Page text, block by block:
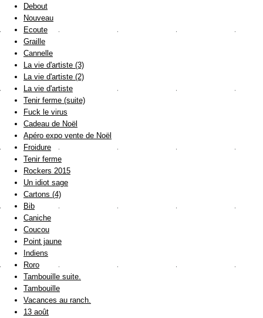
Debout
Nouveau
Ecoute
Graille
Cannelle
La vie d'artiste (3)
La vie d'artiste (2)
La vie d'artiste
Tenir ferme (suite)
Fuck le virus
Cadeau de Noël
Apéro expo vente de Noël
Froidure
Tenir ferme
Rockers 2015
Un idiot sage
Cartons (4)
Bib
Caniche
Coucou
Point jaune
Indiens
Roro
Tambouille suite.
Tambouille
Vacances au ranch.
13 août